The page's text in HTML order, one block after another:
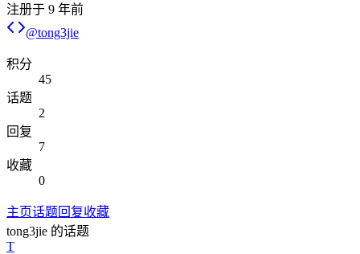
注册于 9 年前
@tong3jie
积分
45
话题
2
回复
7
收藏
0
主页话题回复收藏
tong3jie 的话题
T